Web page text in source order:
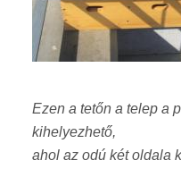
Ezen a tetőn a telep a
kihelyezhető,
ahol az odú két oldala